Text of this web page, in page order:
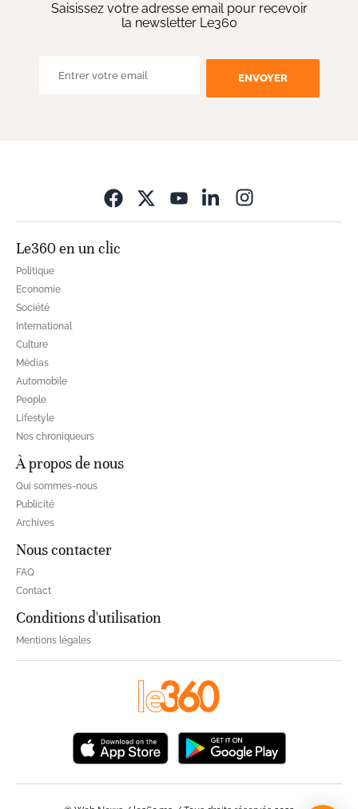
Saisissez votre adresse email pour recevoir
la newsletter Le360
ENVOYER
Le360 en un clic
Politique
Economie
Société
International
Culture
Médias
Automobile
People
Lifestyle
Nos chroniqueurs
À propos de nous
Qui sommes-nous
Publicité
Archives
Nous contacter
FAQ
Contact
Conditions d'utilisation
Mentions légales